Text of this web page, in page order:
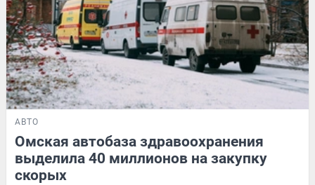
АВТО
Омская автобаза здравоохранения
выделила 40 миллионов на закупку
скорых